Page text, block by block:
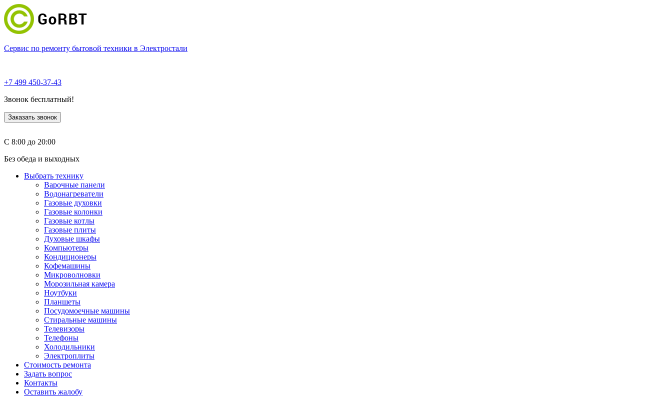
Сервис по ремонту бытовой техники в Электростали
+7 499 450-37-43
Звонок бесплатный!
Заказать звонок
С 8:00 до 20:00
Без обеда и выходных
Выбрать технику
Варочные панели
Водонагреватели
Газовые духовки
Газовые колонки
Газовые котлы
Газовые плиты
Духовые шкафы
Компьютеры
Кондиционеры
Кофемашины
Микроволновки
Морозильная камера
Ноутбуки
Планшеты
Посудомоечные машины
Стиральные машины
Телевизоры
Телефоны
Холодильники
Электроплиты
Стоимость ремонта
Задать вопрос
Контакты
Оставить жалобу